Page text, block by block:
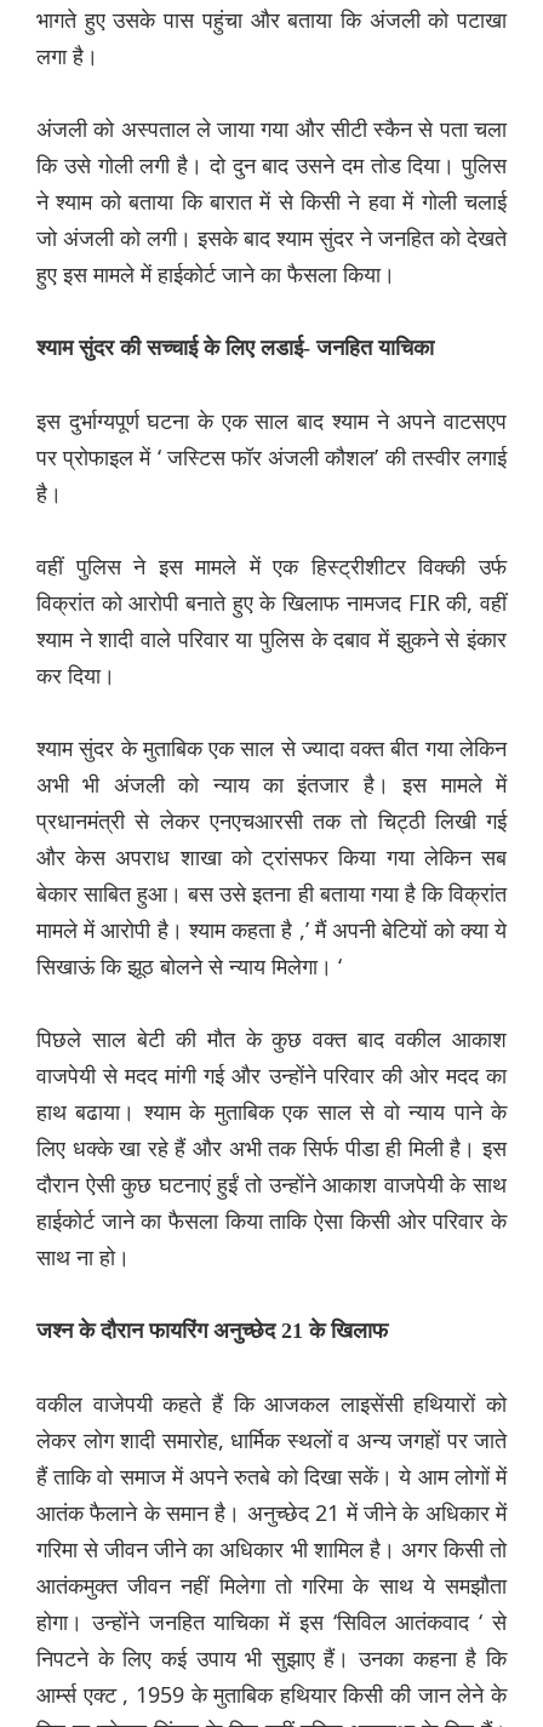
भागते हुए उसके पास पहुंचा और बताया कि अंजली को पटाखा
लगा है।
अंजली को अस्पताल ले जाया गया और सीटी स्कैन से पता चला
कि उसे गोली लगी है। दो दुन बाद उसने दम तोड दिया। पुलिस
ने श्याम को बताया कि बारात में से किसी ने हवा में गोली चलाई
जो अंजली को लगी। इसके बाद श्याम सुंदर ने जनहित को देखते
हुए इस मामले में हाईकोर्ट जाने का फैसला किया।
श्यामसुंदरकीसच्चाईकेलिएलडाई-जनहितयाचिका
इस दुर्भाग्यपूर्ण घटना के एक साल बाद श्याम ने अपने वाटसएप
पर प्रोफाइल में ‘ जस्टिस फॉर अंजली कौशल’ की तस्वीर लगाई
है।
वहीं पुलिस ने इस मामले में एक हिस्ट्रीशीटर विक्की उर्फ
विक्रांत को आरोपी बनाते हुए के खिलाफ नामजद FIR की, वहीं
श्याम ने शादी वाले परिवार या पुलिस के दबाव में झुकने से इंकार
कर दिया।
श्याम सुंदर के मुताबिक एक साल से ज्यादा वक्त बीत गया लेकिन
अभी भी अंजली को न्याय का इंतजार है। इस मामले में
प्रधानमंत्री से लेकर एनएचआरसी तक तो चिट्ठी लिखी गई
और केस अपराध शाखा को ट्रांसफर किया गया लेकिन सब
बेकार साबित हुआ। बस उसे इतना ही बताया गया है कि विक्रांत
मामले में आरोपी है। श्याम कहता है ,’ मैं अपनी बेटियों को क्या ये
सिखाऊं कि झूठ बोलने से न्याय मिलेगा। ‘
पिछले साल बेटी की मौत के कुछ वक्त बाद वकील आकाश
वाजपेयी से मदद मांगी गई और उन्होंने परिवार की ओर मदद का
हाथ बढाया। श्याम के मुताबिक एक साल से वो न्याय पाने के
लिए धक्के खा रहे हैं और अभी तक सिर्फ पीडा ही मिली है। इस
दौरान ऐसी कुछ घटनाएं हुईं तो उन्होंने आकाश वाजपेयी के साथ
हाईकोर्ट जाने का फैसला किया ताकि ऐसा किसी ओर परिवार के
साथ ना हो।
जश्नकेदौरानफायरिंगअनुच्छेद 21केखिलाफ
वकील वाजेपयी कहते हैं कि आजकल लाइसेंसी हथियारों को
लेकर लोग शादी समारोह, धार्मिक स्थलों व अन्य जगहों पर जाते
हैं ताकि वो समाज में अपने रुतबे को दिखा सकें। ये आम लोगों में
आतंक फैलाने के समान है। अनुच्छेद 21 में जीने के अधिकार में
गरिमा से जीवन जीने का अधिकार भी शामिल है। अगर किसी तो
आतंकमुक्त जीवन नहीं मिलेगा तो गरिमा के साथ ये समझौता
होगा। उन्होंने जनहित याचिका में इस ‘सिविल आतंकवाद ‘ से
निपटने के लिए कई उपाय भी सुझाए हैं। उनका कहना है कि
आर्म्स एक्ट , 1959 के मुताबिक हथियार किसी की जान लेने के